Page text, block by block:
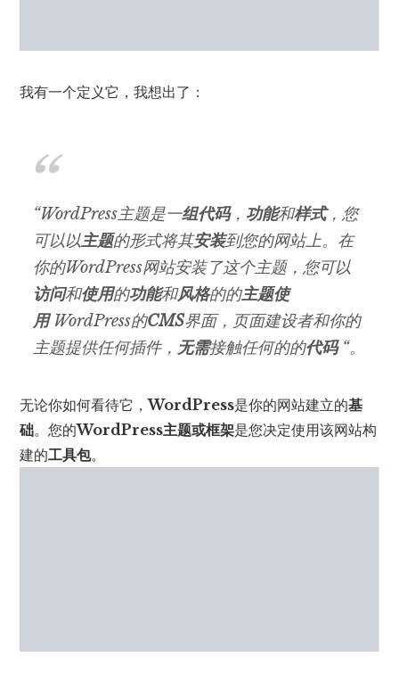
我有一个定义它，我想出了：
“WordPress主题是一组代码， 功能和样式，您
可以以主题的形式将其安装到您的网站上。在
你的WordPress网站安装了这个主题，您可以
访问和使用的功能和风格的的主题使
用WordPress的CMS界面，页面建设者和你的
主题提供任何插件， 无需接触任何的的代码“。
无论你如何看待它，WordPress是你的网站建立的基
础。您的WordPress主题或框架是您决定使用该网站构
建的工具包。